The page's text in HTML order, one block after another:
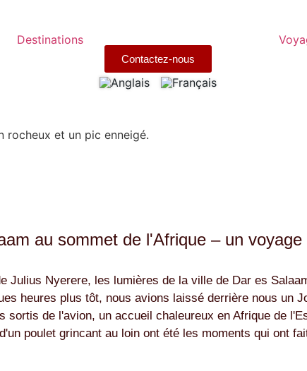
Destinations
Contactez-nous
au sommet de l'Afrique – un
Julius Nyerere, les lumières de la ville de Dar es
heures plus tôt, nous avions laissé derrière nous un
sortis de l'avion, un accueil chaleureux en Afrique de
poulet grincant au loin ont été les moments qui ont